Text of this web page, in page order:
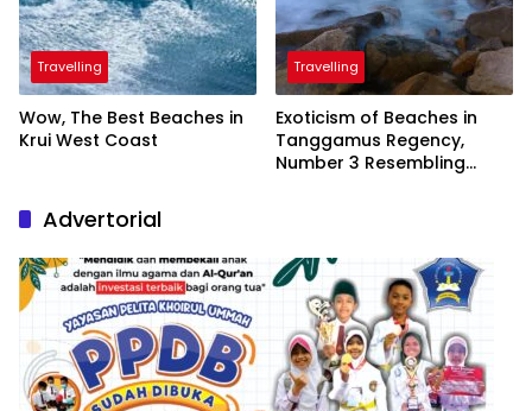
Travelling
Wow, The Best Beaches in
Krui West Coast
Travelling
Exoticism of Beaches in
Tanggamus Regency,
Number 3 Resembling
Advertorial